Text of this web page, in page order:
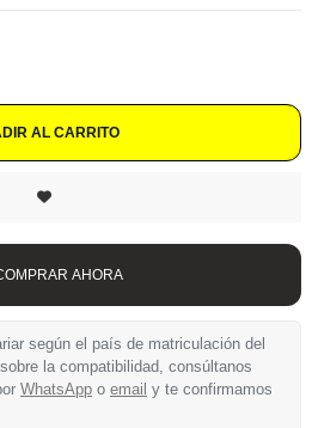
AL CARRITO
AHORA
según el país de matriculación del
la compatibilidad, consúltanos
WhatsApp o email y te confirmamos